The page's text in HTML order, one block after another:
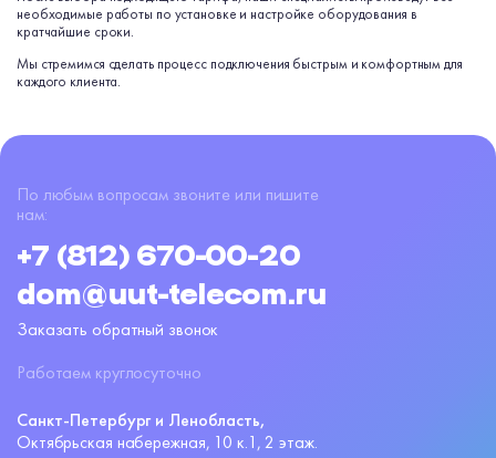
необходимые работы по установке и настройке оборудования в
кратчайшие сроки.
Мы стремимся сделать процесс подключения быстрым и комфортным для
каждого клиента.
По любым вопросам звоните или пишите
нам:
+7 (812) 670-00-20
dom@uut-telecom.ru
Заказать обратный звонок
Работаем круглосуточно
Санкт-Петербург и Ленобласть,
Октябрьская набережная, 10 к.1, 2 этаж.